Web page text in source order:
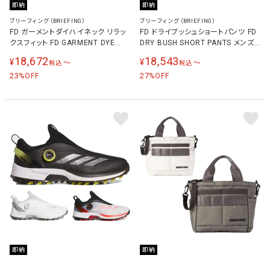
即納
ブリーフィング（BRIEFING）
FD ガーメントダイハイネック リラッ
クスフィット FD GARMENT DYE
袖シャツ BRG251MD9
¥18,672税込 〜
23%OFF
即納
ブリーフィング（BRIEFING）
FD ドライブッシュショートパンツ FD
DRY BUSH SHORT PANTS メンズ
¥18,543税込 〜
27%OFF
即納 即納